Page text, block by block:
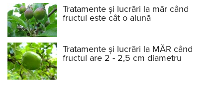
Tratamente și lucrări la măr când
fructul este cât o alună
Tratamente și lucrări la MĂR când
fructul are 2 - 2,5 cm diametru